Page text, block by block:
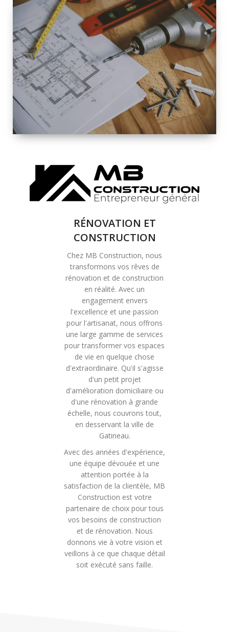
ESPACE
RÉNOVATION
INTÉRIEURE ET
EXTÉRIEURE
SOLUTIONS DE
RÉNOVATION
COMPLÈTE
RÉNOVATION ET
CONSTRUCTION
Chez MB Construction, nous
transformons vos rêves de
rénovation et de construction
en réalité. Avec un
engagement envers
l'excellence et une passion
pour l'artisanat, nous offrons
une large gamme de services
pour transformer vos espaces
de vie en quelque chose
d'extraordinaire. Qu'il s'agisse
d'un petit projet
d'amélioration domiciliaire ou
d'une rénovation à grande
échelle, nous couvrons tout,
en desservant la ville de
Gatineau.
Avec des années d'expérience,
une équipe dévouée et une
attention portée à la
satisfaction de la clientèle, MB
Construction est votre
partenaire de choix pour tous
vos besoins de construction
et de rénovation. Nous
donnons vie à votre vision et
veillons à ce que chaque détail
soit exécuté sans faille.